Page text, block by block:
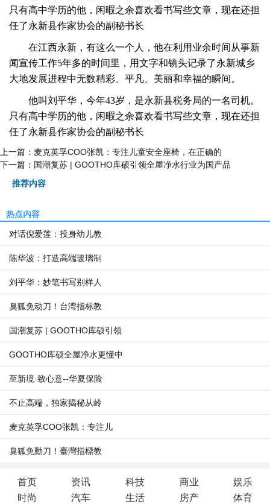
只有高中学历的他，闲暇之余喜欢看书写些文章，现在还担
任了永新县作家协会的副秘书长
在江西永新，有这么一个人，他在利用业余时间从事新
闻宣传工作5年多的时间里，用文字和镜头记录了永新城乡
大地发展进程中无数精彩、平凡、美丽和幸福的瞬间。
他叫刘平华，今年43岁，是永新县税务局的一名司机。
只有高中学历的他，闲暇之余喜欢看书写些文章，现在还担
任了永新县作家协会的副秘书长
上一篇： 麦克英孚COO张凯：专注儿童安全座椅，在正确的
下一篇： 国潮复苏 | GOOTHO库硕引领全屋净水行业为国产品
推荐内容
热点内容
对话倪爱莲：投身幼儿教
陈华波：打造高端玻璃制
刘平华：妙笔书写别样人
臭狐免动刀！台湾指标教
国潮复苏 | GOOTHO库硕引领
GOOTHO库硕全屋净水更懂中
至新境·致心意--华夏保险
不止高端，独家揭秘从岭
麦克英孚COO张凯：专注儿
臭狐免動刀！臺灣指標教
首页 资讯 科技 商业
娱乐
时尚
汽车 生活 房产 体育